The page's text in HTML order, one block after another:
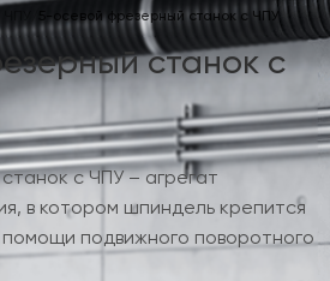
5-осевой фрезерный станок с ЧПУ
станок с
с ЧПУ – агрегат
в котором шпиндель крепится
подвижного поворотного